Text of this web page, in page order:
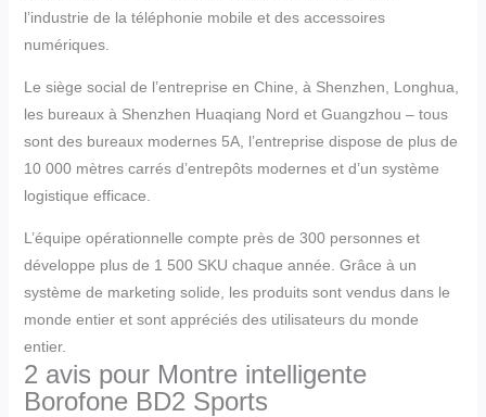
l’industrie de la téléphonie mobile et des accessoires
numériques.
Le siège social de l’entreprise en Chine, à Shenzhen, Longhua,
les bureaux à Shenzhen Huaqiang Nord et Guangzhou – tous
sont des bureaux modernes 5A, l’entreprise dispose de plus de
10 000 mètres carrés d’entrepôts modernes et d’un système
logistique efficace.
L’équipe opérationnelle compte près de 300 personnes et
développe plus de 1 500 SKU chaque année. Grâce à un
système de marketing solide, les produits sont vendus dans le
monde entier et sont appréciés des utilisateurs du monde
entier.
2 avis pour Montre intelligente
Borofone BD2 Sports